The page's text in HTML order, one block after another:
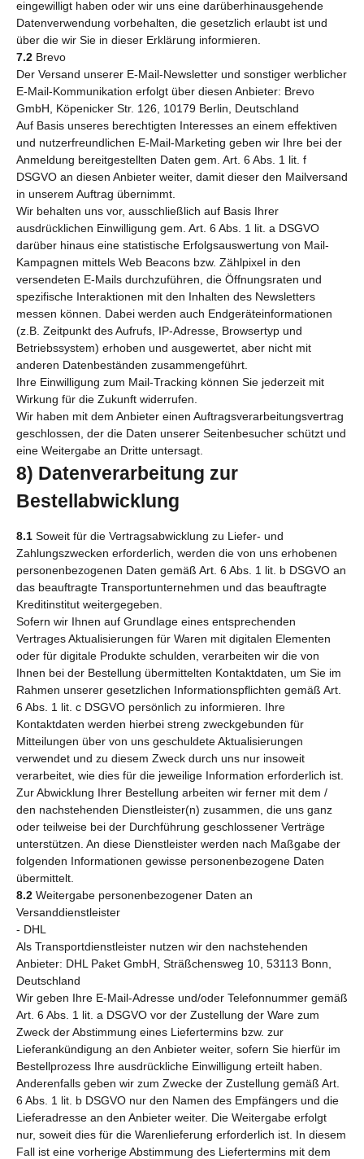
eingewilligt haben oder wir uns eine darüberhinausgehende
Datenverwendung vorbehalten, die gesetzlich erlaubt ist und
über die wir Sie in dieser Erklärung informieren.
7.2 Brevo
Der Versand unserer E-Mail-Newsletter und sonstiger werblicher
E-Mail-Kommunikation erfolgt über diesen Anbieter: Brevo
GmbH, Köpenicker Str. 126, 10179 Berlin, Deutschland
Auf Basis unseres berechtigten Interesses an einem effektiven
und nutzerfreundlichen E-Mail-Marketing geben wir Ihre bei der
Anmeldung bereitgestellten Daten gem. Art. 6 Abs. 1 lit. f
DSGVO an diesen Anbieter weiter, damit dieser den Mailversand
in unserem Auftrag übernimmt.
Wir behalten uns vor, ausschließlich auf Basis Ihrer
ausdrücklichen Einwilligung gem. Art. 6 Abs. 1 lit. a DSGVO
darüber hinaus eine statistische Erfolgsauswertung von Mail-
Kampagnen mittels Web Beacons bzw. Zählpixel in den
versendeten E-Mails durchzuführen, die Öffnungsraten und
spezifische Interaktionen mit den Inhalten des Newsletters
messen können. Dabei werden auch Endgeräteinformationen
(z.B. Zeitpunkt des Aufrufs, IP-Adresse, Browsertyp und
Betriebssystem) erhoben und ausgewertet, aber nicht mit
anderen Datenbeständen zusammengeführt.
Ihre Einwilligung zum Mail-Tracking können Sie jederzeit mit
Wirkung für die Zukunft widerrufen.
Wir haben mit dem Anbieter einen Auftragsverarbeitungsvertrag
geschlossen, der die Daten unserer Seitenbesucher schützt und
eine Weitergabe an Dritte untersagt.
8) Datenverarbeitung zur
Bestellabwicklung
8.1 Soweit für die Vertragsabwicklung zu Liefer- und
Zahlungszwecken erforderlich, werden die von uns erhobenen
personenbezogenen Daten gemäß Art. 6 Abs. 1 lit. b DSGVO an
das beauftragte Transportunternehmen und das beauftragte
Kreditinstitut weitergegeben.
Sofern wir Ihnen auf Grundlage eines entsprechenden
Vertrages Aktualisierungen für Waren mit digitalen Elementen
oder für digitale Produkte schulden, verarbeiten wir die von
Ihnen bei der Bestellung übermittelten Kontaktdaten, um Sie im
Rahmen unserer gesetzlichen Informationspflichten gemäß Art.
6 Abs. 1 lit. c DSGVO persönlich zu informieren. Ihre
Kontaktdaten werden hierbei streng zweckgebunden für
Mitteilungen über von uns geschuldete Aktualisierungen
verwendet und zu diesem Zweck durch uns nur insoweit
verarbeitet, wie dies für die jeweilige Information erforderlich ist.
Zur Abwicklung Ihrer Bestellung arbeiten wir ferner mit dem /
den nachstehenden Dienstleister(n) zusammen, die uns ganz
oder teilweise bei der Durchführung geschlossener Verträge
unterstützen. An diese Dienstleister werden nach Maßgabe der
folgenden Informationen gewisse personenbezogene Daten
übermittelt.
8.2 Weitergabe personenbezogener Daten an
Versanddienstleister
- DHL
Als Transportdienstleister nutzen wir den nachstehenden
Anbieter: DHL Paket GmbH, Sträßchensweg 10, 53113 Bonn,
Deutschland
Wir geben Ihre E-Mail-Adresse und/oder Telefonnummer gemäß
Art. 6 Abs. 1 lit. a DSGVO vor der Zustellung der Ware zum
Zweck der Abstimmung eines Liefertermins bzw. zur
Lieferankündigung an den Anbieter weiter, sofern Sie hierfür im
Bestellprozess Ihre ausdrückliche Einwilligung erteilt haben.
Anderenfalls geben wir zum Zwecke der Zustellung gemäß Art.
6 Abs. 1 lit. b DSGVO nur den Namen des Empfängers und die
Lieferadresse an den Anbieter weiter. Die Weitergabe erfolgt
nur, soweit dies für die Warenlieferung erforderlich ist. In diesem
Fall ist eine vorherige Abstimmung des Liefertermins mit dem